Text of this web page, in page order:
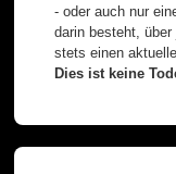
- oder auch nur
darin besteht,
stets einen
Dies ist keine